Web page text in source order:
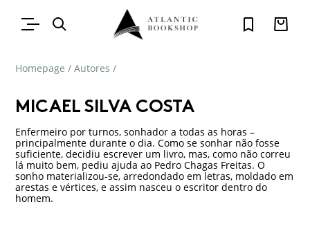
Homepage / Autores /
MICAEL SILVA COSTA
Enfermeiro por turnos, sonhador a todas as horas –
principalmente durante o dia. Como se sonhar não fosse
suficiente, decidiu escrever um livro, mas, como não correu
lá muito bem, pediu ajuda ao Pedro Chagas Freitas. O
sonho materializou-se, arredondado em letras, moldado em
arestas e vértices, e assim nasceu o escritor dentro do
homem.